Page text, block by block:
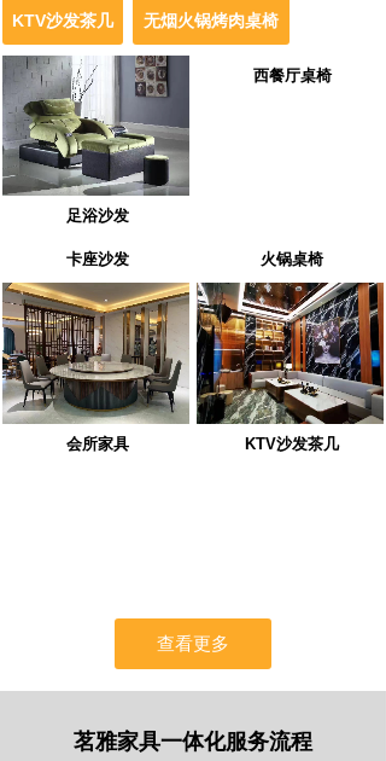
KTV沙发茶几
足浴沙发
西餐厅桌椅
卡座沙发 火锅桌椅
会所家具 KTV沙发茶几
查看更多
无烟火锅烤肉桌椅
茗雅家具一体化服务流程